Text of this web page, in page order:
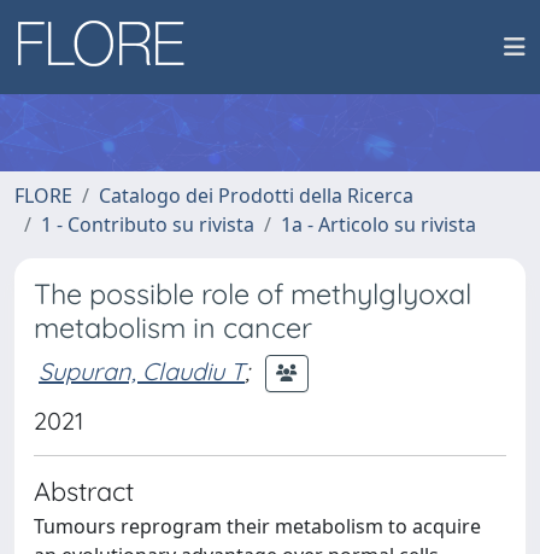
FLORE
Catalogo dei Prodotti della Ricerca
1 - Contributo su rivista
1a - Articolo su rivista
The possible role of methylglyoxal
metabolism in cancer
Supuran, Claudiu T;
2021
Abstract
Tumours reprogram their metabolism to acquire